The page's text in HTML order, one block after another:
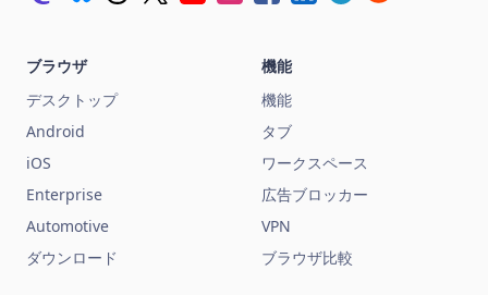
ブラウザ
デスクトップ
Android
iOS
Enterprise
Automotive
ダウンロード
機能
機能
タブ
ワークスペース
広告ブロッカー
VPN
ブラウザ比較